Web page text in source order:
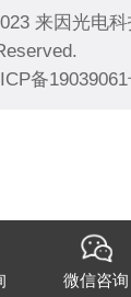
来因光电
备
微信咨询